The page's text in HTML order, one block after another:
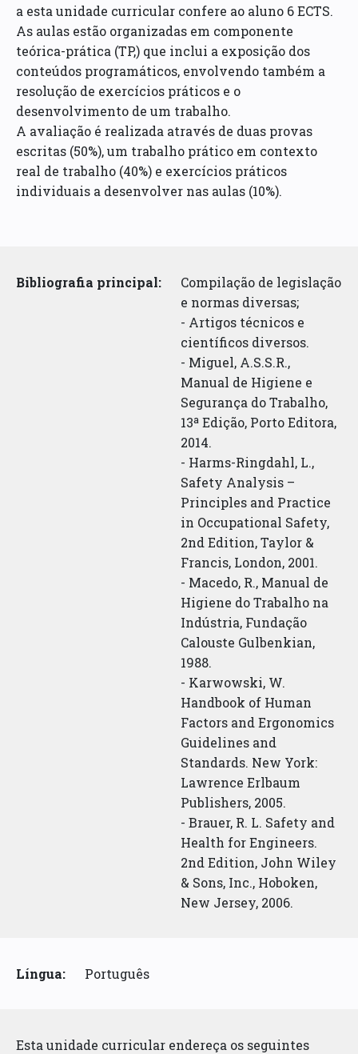
a esta unidade curricular confere ao aluno 6 ECTS.
As aulas estão organizadas em componente
teórica-­prática (TP,) que inclui a exposição dos
conteúdos programáticos, envolvendo também a
resolução de exercícios práticos e o
desenvolvimento de um trabalho.
A avaliação é realizada através de duas provas
escritas (50%), um trabalho prático em contexto
real de trabalho (40%) e exercícios práticos
individuais a desenvolver nas aulas (10%).
Bibliografia principal:
Compilação de legislação
e normas diversas;
- Artigos técnicos e
científicos diversos.
- Miguel, A.S.S.R.,
Manual de Higiene e
Segurança do Trabalho,
13ª Edição, Porto Editora,
2014.
- Harms-Ringdahl, L.,
Safety Analysis –
Principles and Practice
in Occupational Safety,
2nd Edition, Taylor &
Francis, London, 2001.
- Macedo, R., Manual de
Higiene do Trabalho na
Indústria, Fundação
Calouste Gulbenkian,
1988.
- Karwowski, W.
Handbook of Human
Factors and Ergonomics
Guidelines and
Standards. New York:
Lawrence Erlbaum
Publishers, 2005.
- Brauer, R. L. Safety and
Health for Engineers.
2nd Edition, John Wiley
& Sons, Inc., Hoboken,
New Jersey, 2006.
Língua: Português
Esta unidade curricular endereça os seguintes